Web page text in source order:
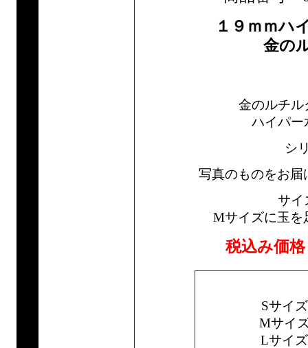
１９ｍｍハ
金の
金のルチ
ハイパー
シ
写真のものをお
サイ
Mサイズに玉を
税込み価
Sサイ
Mサイ
Lサイ